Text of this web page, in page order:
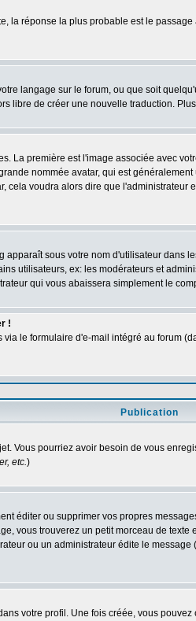
la réponse la plus probable est le
langage sur le forum, ou que soit
libre de créer une nouvelle traduction.
La première est l'image associée avec
nommée avatar, qui est
cela voudra alors dire que
sous votre nom d'utilisateur
utilisateurs, ex: les modérateurs et
qui vous abaissera simplement le
!
le formulaire d'e-mail intégré au forum
Publication
Vous pourriez avoir besoin de vous
etc.)
éditer ou supprimer vos propres
vous trouverez un petit morceau de
ou un administrateur édite le
votre profil. Une fois créée, vous